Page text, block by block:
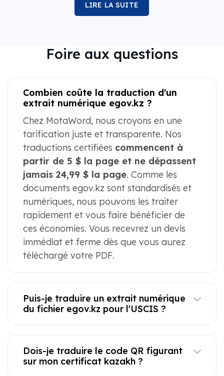
LIRE LA SUITE
Foire aux questions
Combien coûte la traduction d'un
extrait numérique egov.kz ?
Chez MotaWord, nous croyons en une
tarification juste et transparente. Nos
traductions certifiées commencent à
partir de 5 $ la page et ne dépassent
jamais 24,99 $ la page. Comme les
documents egov.kz sont standardisés et
numériques, nous pouvons les traiter
rapidement et vous faire bénéficier de
ces économies. Vous recevrez un devis
immédiat et ferme dès que vous aurez
téléchargé votre PDF.
Puis-je traduire un extrait numérique
du fichier egov.kz pour l'USCIS ?
Dois-je traduire le code QR figurant
sur mon certificat kazakh ?